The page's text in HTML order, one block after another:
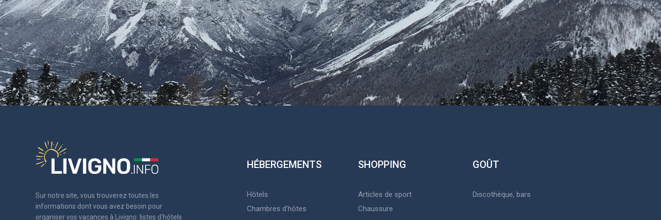
Sur notre site, vous trouverez toutes les
informations dont vous avez besoin pour
organiser vos vacances à Livigno: listes d'hôtels
HÉBERGEMENTS
Hôtels
Chambres d'hôtes
SHOPPING
Articles de sport
Chaussure
GOÛT
Discothèque, bars